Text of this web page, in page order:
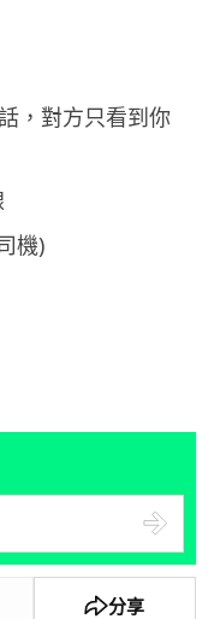
，對方只看到你
機)
分享